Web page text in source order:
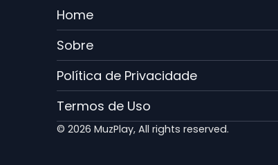
Menu
Rodape
PT
Home
Sobre
Política de Privacidade
Termos de Uso
© 2026 MuzPlay, All rights reserved.